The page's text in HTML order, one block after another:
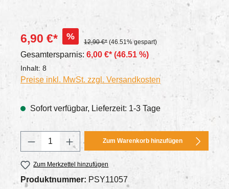
6,90 €* %
12,90 €* (46.51% gespart)
Gesamtersparnis: 6,00 €* (46.51 %)
Inhalt: 8
Preise inkl. MwSt. zzgl. Versandkosten
Sofort verfügbar, Lieferzeit: 1-3 Tage
Produkt Anzahl: Gib den gewünschten
Zum Warenkorb hinzufügen
Zum Merkzettel hinzufügen
Produktnummer: PSY11057